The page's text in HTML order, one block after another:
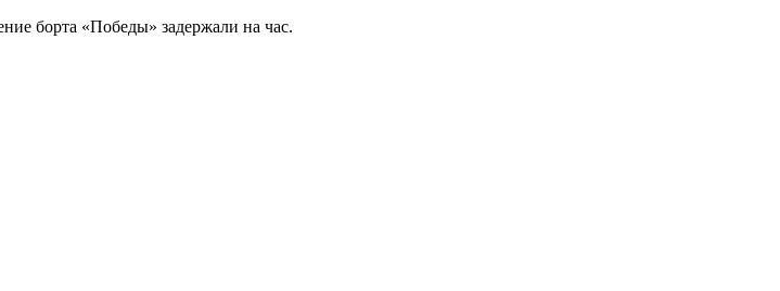
борта «Победы» задержали на час.